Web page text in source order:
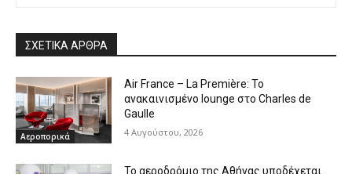
ΣΧΕΤΙΚΑ ΑΡΘΡΑ
Αεροπορικά
Air France – La Première: Το
ανακαινισμένο lounge στο Charles de
Gaulle
4 Αυγούστου, 2026
Το αεροδρόμιο της Αθήνας υποδέχεται